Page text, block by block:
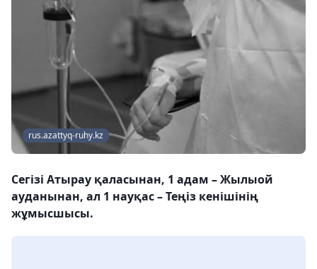
rus.azattyq-ruhy.kz
Сегізі Атырау қаласынан, 1 адам – Жылыой
ауданынан, ал 1 науқас – Теңіз кенішінің
жұмысшысы.